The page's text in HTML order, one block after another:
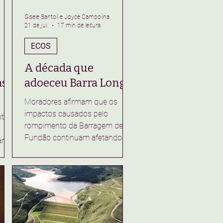
A década que
adoeceu Barra Longa
Moradores afirmam que os
impactos causados pelo
rompimento da Barragem de
Fundão continuam afetando a
para a população o sentimento
de pertencimento com a cidade.
Hoje, virou uma lembrança do
medo que sentiram no dia que
ECOS
Gisele Santoli e Joyce Campolina
21 de jul.
17 min de leitura